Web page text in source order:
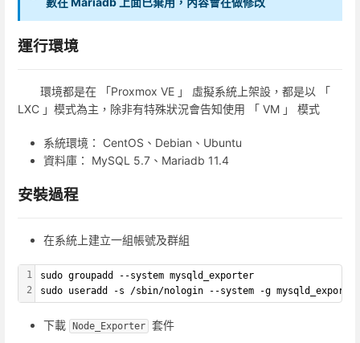
運行環境
環境都是在 「Proxmox VE 」 虛擬系統上架設，都是以 「
LXC 」模式為主，除非有特殊狀況會告知使用 「 VM 」 模式
系統環境： CentOS、Debian、Ubuntu
資料庫： MySQL 5.7、Mariadb 11.4
安裝過程
在系統上建立一組帳號及群組
1
2
sudo groupadd --system mysqld_exporter
sudo useradd -s /sbin/nologin --system -g
下載 Node_Exporter 套件